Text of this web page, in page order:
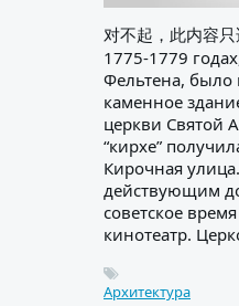
对不起，此内容
1775-1779
Фельтена, было
каменное
церкви Святой
“кирхе”
Кирочная
действующим
советское
кинотеатр.
Архитектура